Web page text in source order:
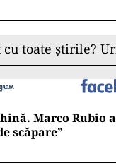
toate știrile?
Marco Rubio
scăpare”